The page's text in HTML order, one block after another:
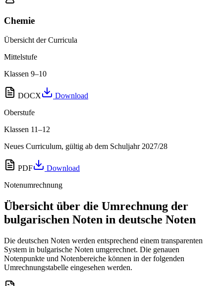
Chemie
Übersicht der Curricula
Mittelstufe
Klassen 9–10
DOCX
Download
Oberstufe
Klassen 11–12
Neues Curriculum, gültig ab dem Schuljahr 2027/28
PDF
Download
Notenumrechnung
Übersicht über die Umrechnung der
bulgarischen Noten in deutsche Noten
Die deutschen Noten werden entsprechend einem transparenten
System in bulgarische Noten umgerechnet. Die genauen
Notenpunkte und Notenbereiche können in der folgenden
Umrechnungstabelle eingesehen werden.